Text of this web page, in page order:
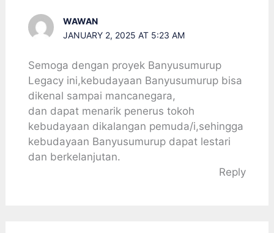
WAWAN
JANUARY 2, 2025 AT 5:23 AM
Semoga dengan proyek Banyusumurup
Legacy ini,kebudayaan Banyusumurup bisa
dikenal sampai mancanegara,
dan dapat menarik penerus tokoh
kebudayaan dikalangan pemuda/i,sehingga
kebudayaan Banyusumurup dapat lestari
dan berkelanjutan.
Reply